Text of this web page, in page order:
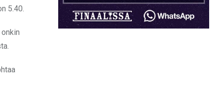
5.40.